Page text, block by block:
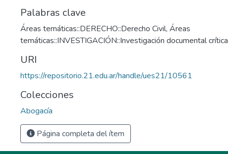
Palabras clave
Áreas temáticas::DERECHO::Derecho Civil, Áreas
temáticas::INVESTIGACIÓN::Investigación documental crítica
URI
https://repositorio.21.edu.ar/handle/ues21/10561
Colecciones
Abogacía
Página completa del ítem